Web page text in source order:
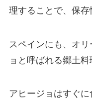
理することで、保存
スペインにも、オ
ョと呼ばれる郷土料
アヒージョはすぐ